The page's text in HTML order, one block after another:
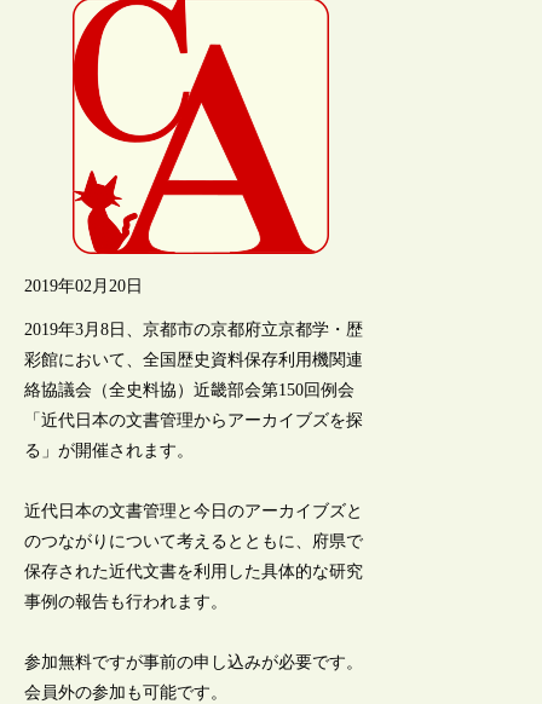
2019年02月20日
2019年3月8日、京都市の京都府立京都学・歴
彩館において、全国歴史資料保存利用機関連
絡協議会（全史料協）近畿部会第150回例会
「近代日本の文書管理からアーカイブズを探
る」が開催されます。
近代日本の文書管理と今日のアーカイブズと
のつながりについて考えるとともに、府県で
保存された近代文書を利用した具体的な研究
事例の報告も行われます。
参加無料ですが事前の申し込みが必要です。
会員外の参加も可能です。